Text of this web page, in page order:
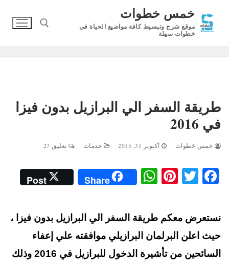
المحتوى
خمس خطوات
موقع شرح وتبسيط كافة مواضيع الحياة في
خطوات سهلة
طريقة السفر الي البرازيل بدون فيزا
في 2016
خمس خطوات أكتوبر 31, 2015 خدمات تعليق 27
Fa
ok
T
tte
r
Pi
er
es
t
W
ha
A
pp
Share
Post
نستعرض معكم طريقة السفر الي البرازيل بدون فيزا ،
حيث اعلن البرلمان البرازيلي موافقته علي إعفاء
السائحين من تأشيرة الدخول للبرازيل في 2016 وذلك